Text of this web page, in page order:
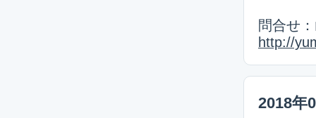
問合せ
http://
2018年